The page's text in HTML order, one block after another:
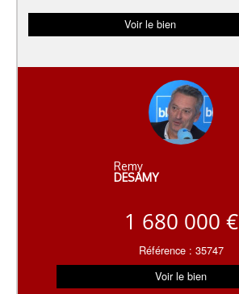
Voir le bien
Remy
DESAMY
1 680 000 €
Référence : 35747
Voir le bien